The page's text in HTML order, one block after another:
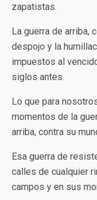
zapatistas.
La guerra de arriba,
despojo y la
impuestos al
siglos antes.
Lo que para
momentos de la
arriba, contra su
Esa guerra de
calles de cualquier
campos y en sus